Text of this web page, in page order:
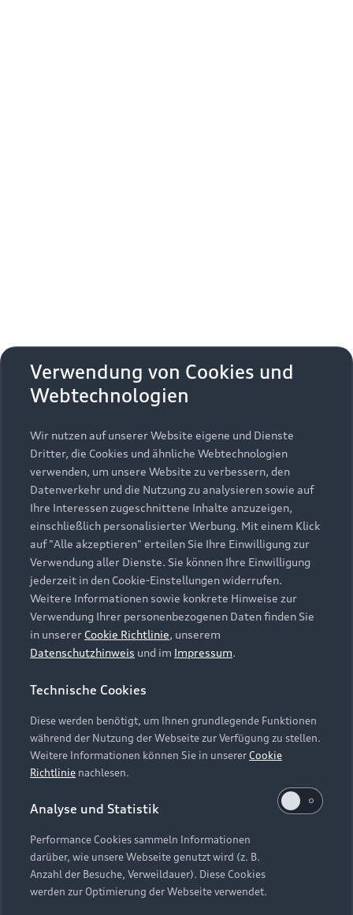
Zurück nach oben
Modelle
Alle Modelle
Modelle vergleichen
Elektromodelle
Plug-in-Hybride
Kaufen & leasen
Neuwagensuche
Gebrauchtwagensuche
Gebrauchtwagen
Finanzierung
Aktionen & Angebote
Geschäftskunden
Service & Zubehör
Saisonale Angebote
Audi Services
Garantie
Audi digital services
myAudi
Support
Kundenservice
Händlersuche
Audi Code
Online-Terminvereinbarung
Servicekontakt
Vertrag widerrufen
Über Audi
Unternehmen
Karriere
Investor Relations
Presse & Media Center
Datenschutz
Audi erleben
Newsletter
Impressum Rechtliches
Hinweisgebersystem
Datenschutzinformation
Cookie-Einstellungen
Cookie-Richtlinie
Barrierefreiheit
Hinweis: Die aktuelle Darstellung und Anordnung der
Embleme am Fahrzeug bei allen Abbildungen auf dieser
Webseite kann abweichen.
Verwendung von Cookies und
Webtechnologien
Wir nutzen auf unserer Website eigene und Dienste
Dritter, die Cookies und ähnliche Webtechnologien
verwenden, um unsere Website zu verbessern, den
Datenverkehr und die Nutzung zu analysieren sowie auf
Ihre Interessen zugeschnittene Inhalte anzuzeigen,
einschließlich personalisierter Werbung. Mit einem Klick
auf "Alle akzeptieren" erteilen Sie Ihre Einwilligung zur
Verwendung aller Dienste. Sie können Ihre Einwilligung
jederzeit in den Cookie-Einstellungen widerrufen.
Weitere Informationen sowie konkrete Hinweise zur
Verwendung Ihrer personenbezogenen Daten finden Sie
in unserer Cookie Richtlinie, unserem
Datenschutzhinweis und im Impressum.
Technische Cookies
Diese werden benötigt, um Ihnen grundlegende Funktionen
während der Nutzung der Webseite zur Verfügung zu stellen.
Weitere Informationen können Sie in unsererCookie
Richtlinie nachlesen.
Analyse und Statistik
Performance Cookies sammeln Informationen
darüber, wie unsere Webseite genutzt wird (z. B.
Anzahl der Besuche, Verweildauer). Diese Cookies
werden zur Optimierung der Webseite verwendet.